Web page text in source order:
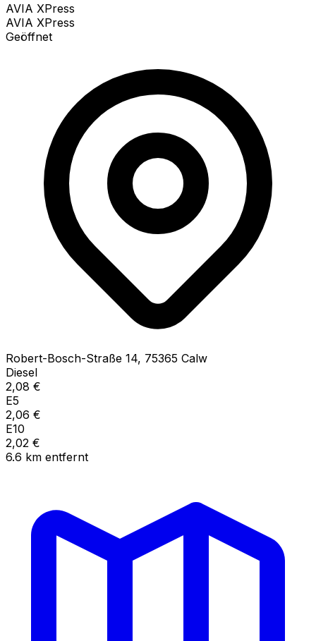
AVIA XPress
AVIA XPress
Geöffnet
Robert-Bosch-Straße 14, 75365 Calw
Diesel
2,08 €
E5
2,06 €
E10
2,02 €
6.6 km entfernt